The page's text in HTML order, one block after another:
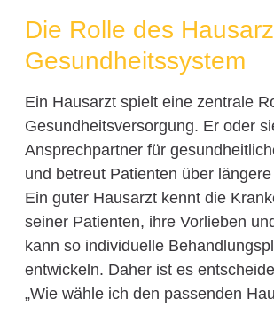
Die Rolle des
Gesundheitssystem
Ein Hausarzt spielt eine zentrale
Gesundheitsversorgung. Er oder
Ansprechpartner für
und betreut Patienten über
Ein guter Hausarzt kennt die
seiner Patienten, ihre Vorlieben
kann so individuelle
entwickeln. Daher ist es
„Wie wähle ich den passenden